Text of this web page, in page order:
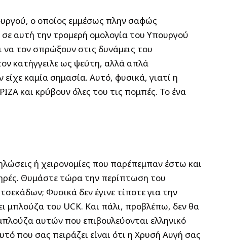
ο οποίος εμμέσως πλην σαφώς
αυτή την τρομερή ομολογία του Υπουργού
τον σπρώξουν στις δυνάμεις του
κατήγγειλε ως ψεύτη, αλλά απλά
καμία σημασία. Αυτό, φυσικά, γιατί η
και κρύβουν όλες του τις πομπές. Το ένα
ή χειρονομίες που παρέπεμπαν έστω και
Θυμάστε τώρα την περίπτωση του
Φυσικά δεν έγινε τίποτε για την
μπλούζα του UCK. Και πάλι, προβλέπω, δεν θα
αυτών που επιβουλεύονται ελληνικό
που σας πειράζει είναι ότι η Χρυσή Αυγή σας